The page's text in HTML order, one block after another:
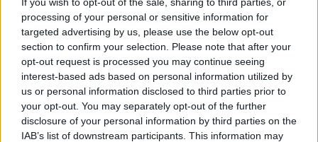
processing of your personal or sensitive information for
targeted advertising by us, please use the below opt-out
section to confirm your selection. Please note that after your
opt-out request is processed you may continue seeing
interest-based ads based on personal information utilized by
us or personal information disclosed to third parties prior to
your opt-out. You may separately opt-out of the further
disclosure of your personal information by third parties on the
IAB’s list of downstream participants. This information may